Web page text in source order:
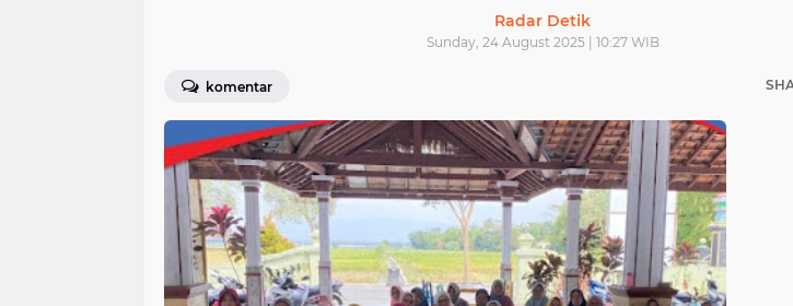
Radar Detik
Sunday, 24 August 2025 | 10:27 WIB
komentar